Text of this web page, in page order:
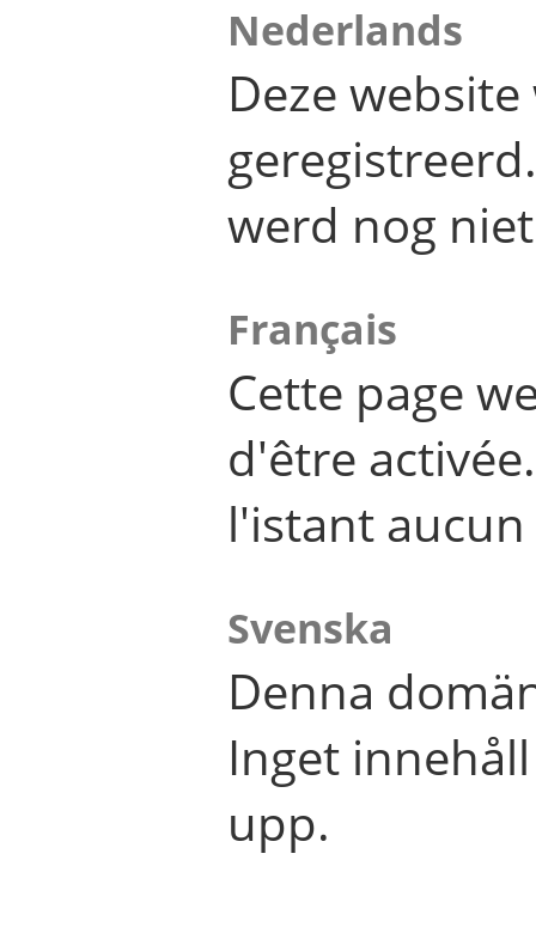
Nederlands
Deze
werd nog
Français
Cette page
d'être
l'istant
Svenska
Denna
Inget
upp.